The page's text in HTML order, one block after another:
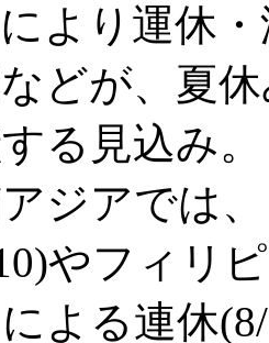
より運休
どが、夏
る見込み。
ジアでは
やフィリ
よる連休